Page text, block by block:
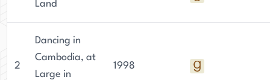
Land
2
Dancing in
Cambodia, at
Large in
1998